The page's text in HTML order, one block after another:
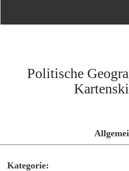
Politische
Kategorie: